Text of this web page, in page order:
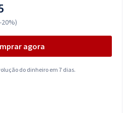
agora
do dinheiro em 7 dias.